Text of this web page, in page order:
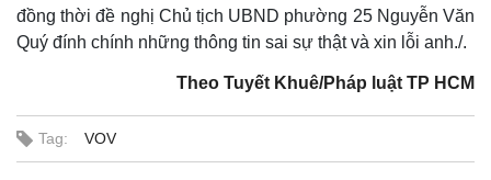
đồng thời đề nghị Chủ tịch UBND phường 25 Nguyễn Văn
Quý đính chính những thông tin sai sự thật và xin lỗi anh./.
Theo Tuyết Khuê/Pháp luật TP HCM
Tag: VOV